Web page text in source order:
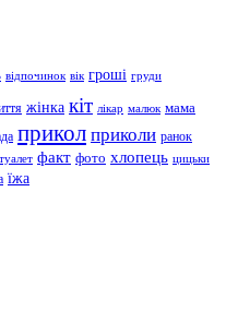
відпочинок вік гроші груди
жінка кіт лікар малюк мама
прикол приколи ранок
туалет факт фото хлопець цицьки
їжа